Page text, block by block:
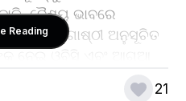
ବୈଶ୍ୟ ଭାବରେ
ଗୋଟେ ଗୋଷ୍ଠୀ ଅନୁସୂଚିତ
Reading
21